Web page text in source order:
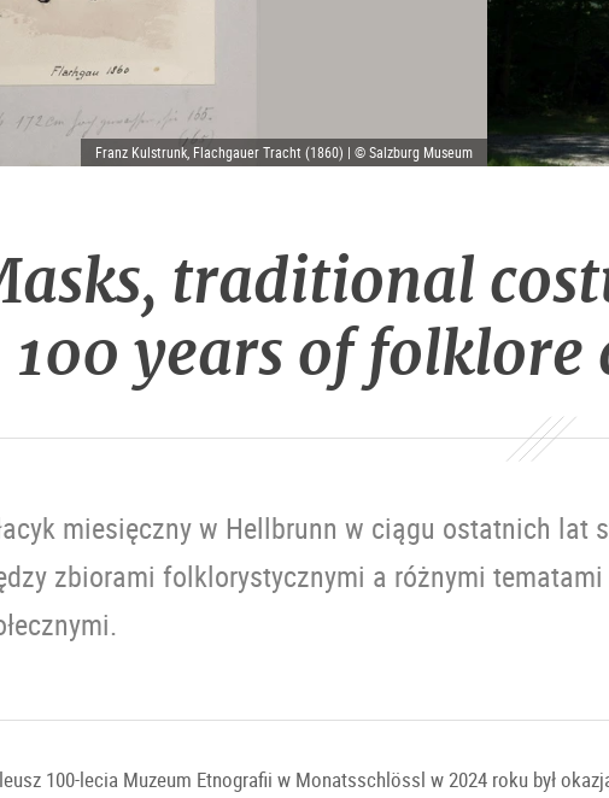
Franz Kulstrunk, Flachgauer Tracht (1860) | © Salzburg Museum
traditional
years of folklore
miesięczny w Hellbrunn w ciągu ostatnich lat
zbiorami folklorystycznymi a różnymi
100-lecia Muzeum Etnografii w Monatsschlössl w 2024 roku był